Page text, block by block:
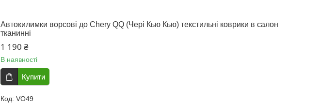
Автокилимки ворсові до Chery QQ (Чері Кью Кью) текстильні коврики в салон
тканинні
1 190 ₴
В наявності
Купити
VO49